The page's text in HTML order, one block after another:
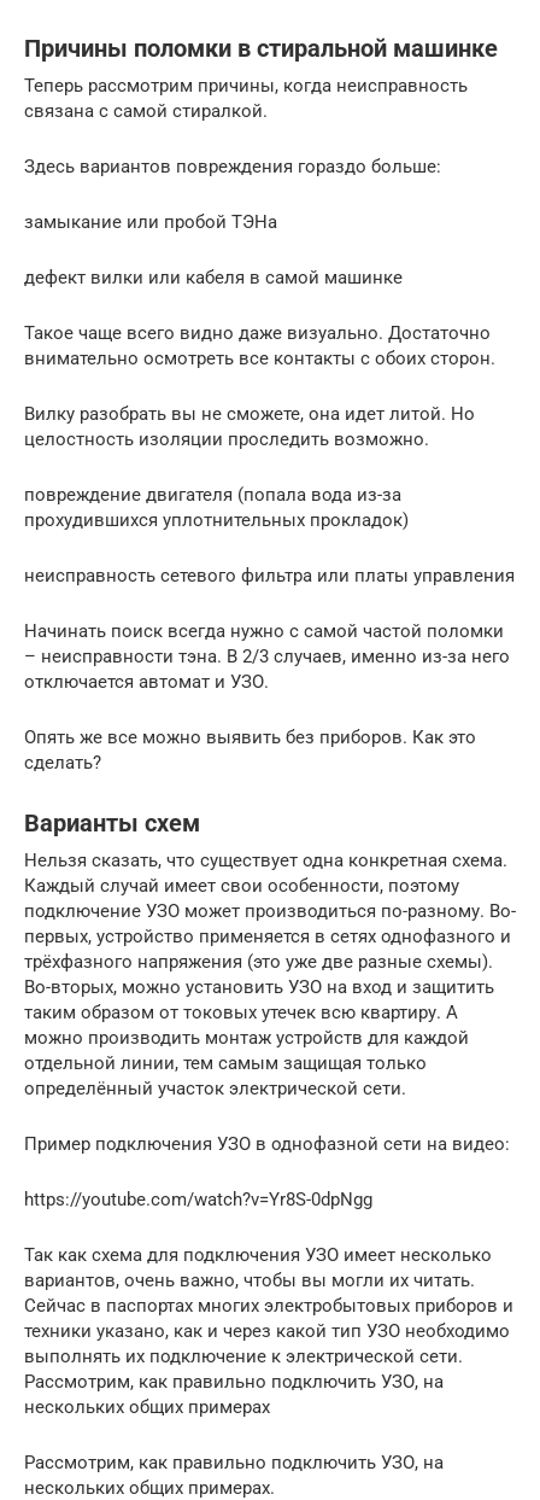
Причины поломки в стиральной машинке
Теперь рассмотрим причины, когда неисправность
связана с самой стиралкой.
Здесь вариантов повреждения гораздо больше:
замыкание или пробой ТЭНа
дефект вилки или кабеля в самой машинке
Такое чаще всего видно даже визуально. Достаточно
внимательно осмотреть все контакты с обоих сторон.
Вилку разобрать вы не сможете, она идет литой. Но
целостность изоляции проследить возможно.
повреждение двигателя (попала вода из-за
прохудившихся уплотнительных прокладок)
неисправность сетевого фильтра или платы управления
Начинать поиск всегда нужно с самой частой поломки
– неисправности тэна. В 2/3 случаев, именно из-за него
отключается автомат и УЗО.
Опять же все можно выявить без приборов. Как это
сделать?
Варианты схем
Нельзя сказать, что существует одна конкретная схема.
Каждый случай имеет свои особенности, поэтому
подключение УЗО может производиться по-разному. Во-
первых, устройство применяется в сетях однофазного и
трёхфазного напряжения (это уже две разные схемы).
Во-вторых, можно установить УЗО на вход и защитить
таким образом от токовых утечек всю квартиру. А
можно производить монтаж устройств для каждой
отдельной линии, тем самым защищая только
определённый участок электрической сети.
Пример подключения УЗО в однофазной сети на видео:
https://youtube.com/watch?v=Yr8S-0dpNgg
Так как схема для подключения УЗО имеет несколько
вариантов, очень важно, чтобы вы могли их читать.
Сейчас в паспортах многих электробытовых приборов и
техники указано, как и через какой тип УЗО необходимо
выполнять их подключение к электрической сети.
Рассмотрим, как правильно подключить УЗО, на
нескольких общих примерах
Рассмотрим, как правильно подключить УЗО, на
нескольких общих примерах.